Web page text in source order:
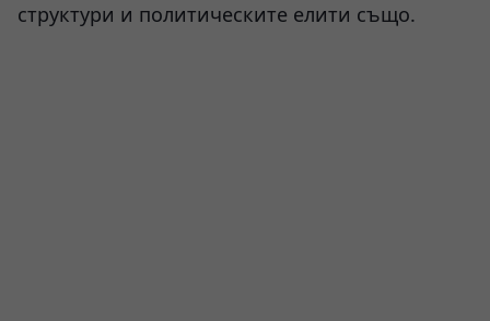
структури и политическите елити също.